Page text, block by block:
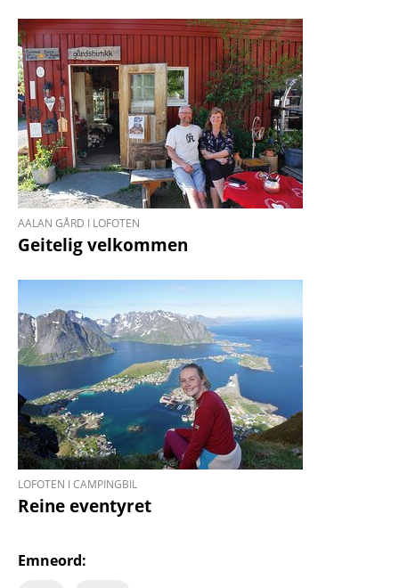
AALAN GÅRD I LOFOTEN
Geitelig velkommen
LOFOTEN I CAMPINGBIL
Reine eventyret
Emneord: